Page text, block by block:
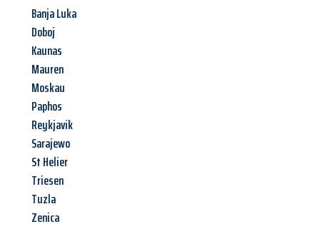
Banja Luka
Doboj
Kaunas
Mauren
Moskau
Paphos
Reykjavik
Sarajewo
St Helier
Triesen
Tuzla
Zenica